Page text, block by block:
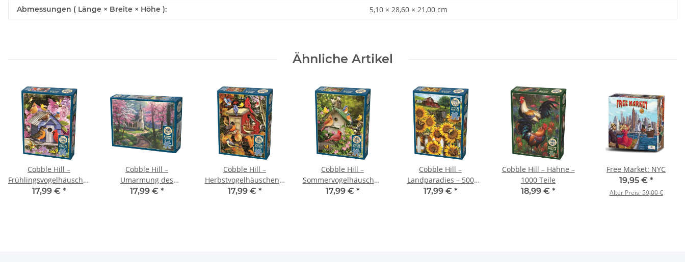
Abmessungen ( Länge × Breite × Höhe ): 5,10 × 28,60 × 21,00 cm
Ähnliche Artikel
Cobble Hill –
Frühlingsvogelhäuschen
– 500 Teile
17,99 € *
Cobble Hill –
Umarmung des
Frühlings – 500 Teile
17,99 € *
Cobble Hill –
Herbstvogelhäuschen –
500 Teile
17,99 € *
Cobble Hill –
Sommervogelhäuschen
– 500 Teile
17,99 € *
Cobble Hill –
Landparadies – 500
Teile
17,99 € *
Cobble Hill – Hähne –
1000 Teile
18,99 € *
Free Market: NYC
19,95 € *
Alter Preis:59,00 €